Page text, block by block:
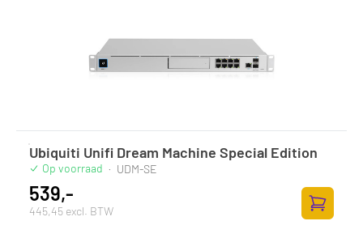
Ubiquiti Unifi Dream Machine Special Edition
Op voorraad · UDM-SE
539,-
445,45 excl. BTW